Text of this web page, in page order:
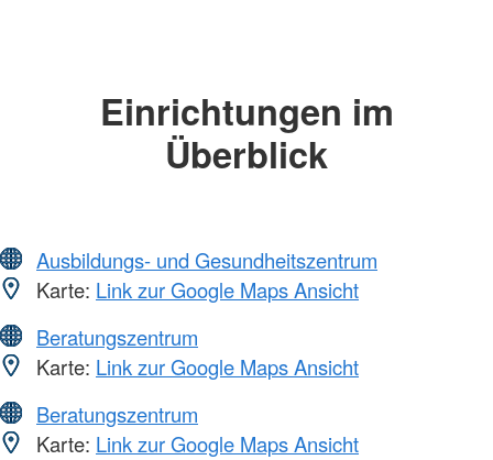
Einrichtungen im
Überblick
Ausbildungs- und Gesundheitszentrum
Karte: Link zur Google Maps Ansicht
Beratungszentrum
Karte: Link zur Google Maps Ansicht
Beratungszentrum
Karte: Link zur Google Maps Ansicht